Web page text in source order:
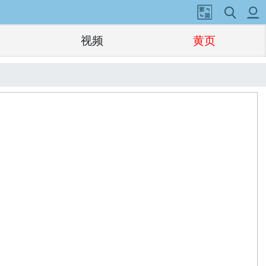
视频 黄页